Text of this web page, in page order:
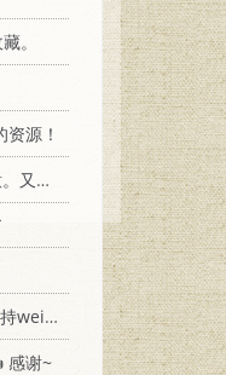
。
源！
相》...
支付
感谢~